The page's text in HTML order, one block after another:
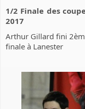
1/2 Finale des
2017
Arthur Gillard fini
finale à Lanester